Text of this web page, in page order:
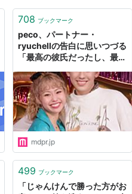
708 ブックマーク
peco、パートナー・
ryuchellの告白に思いつづる
「最高の彼氏だったし、最高
プレス
mdpr.jp
499 ブックマーク
「じゃんけんで勝った方がお